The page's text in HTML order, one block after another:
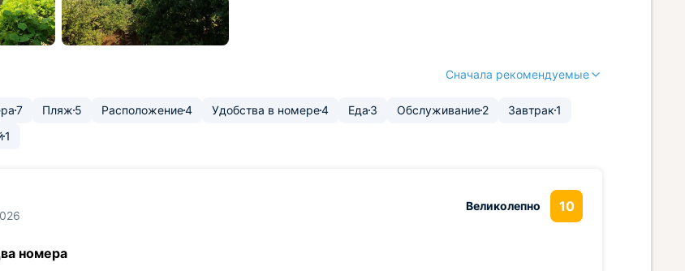
Сначала рекомендуемые
7 Пляж 5 Расположение4 Удобства в номере4 Еда 3 Обслуживание2 Завтрак1
1
Великолепно 10
номера